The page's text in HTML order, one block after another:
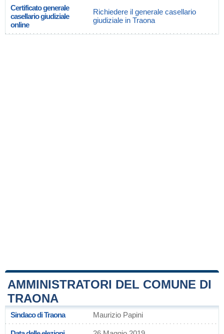
Certificato generale
casellario giudiziale
online
Richiedere il generale casellario
giudiziale in Traona
AMMINISTRATORI DEL COMUNE DI
TRAONA
Sindaco di Traona Maurizio Papini